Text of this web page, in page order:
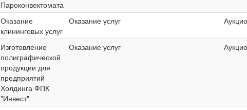
Пароконвектомата
Оказание
клининговых услуг
Оказание услуг
Изготовление
полиграфической
продукции для
предприятий
Холдинга ФПК
"Инвест"
Оказание услуг